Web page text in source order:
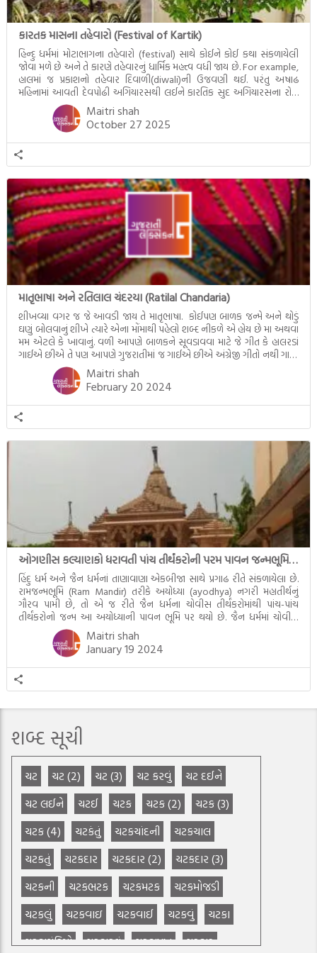
કારતક માસના તહેવારો (Festival of Kartik)
હિન્દુ ધર્મમાં મોટાભાગના તહેવારો (festival) સાથે કોઈને કોઈ કથા સંકળાયેલી
જોવા મળે છે અને તે કારણે તહેવારનું ધાર્મિક મહત્ત્વ વધી જાય છે. For example,
હાલમાં જ પ્રકાશનો તહેવાર દિવાળી(diwali)ની ઉજવણી થઈ. પરંતુ અષાઢ
મહિનામાં આવતી દેવપોઢી અગિયારસથી લઈને કારતિક સુદ અગિયારસના રોજ
આવતી દેવ ઊઠી અગિયારસ વચ્ચે મોટેભાગે યજ્ઞોપવીત સંસ્કાર, લગ્ન,
દીક્ષાગ્રહણ, યજ્ઞ, ગૃહપ્રવેશ જેવા […]
Maitri shah
October 27 2025
માતૃભાષા અને રતિલાલ ચંદરયા (Ratilal Chandaria)
શીખવ્યા વગર જ જે આવડી જાય તે માતૃભાષા. કોઈપણ બાળક જન્મે અને થોડું
ઘણું બોલવાનું શીખે ત્યારે એના મોંમાથી પહેલો શબ્દ નીકળે એ હોય છે મા અથવા
મમ એટલે કે ખાવાનું. વળી આપણે બાળકને સૂવડાવવા માટે જે ગીત કે હાલરડાં
ગાઈએ છીએ તે પણ આપણે ગુજરાતીમાં જ ગાઈએ છીએ અંગ્રેજી ગીતો નથી ગાતા.
આમ બાળકને […]
Maitri shah
February 20 2024
ઓગણીસ કલ્યાણકો ધરાવતી પાંચ તીર્થંકરોની પરમ પાવન જન્મભૂમિ – અયોધ્યા (Ayodhya)
હિંદુ ધર્મ અને જૈન ધર્મનાં તાણાવાણા એકબીજા સાથે પ્રગાઢ રીતે સંકળાયેલા છે.
રામજન્મભૂમિ (Ram Mandir) તરીકે અયોધ્યા (ayodhya) નગરી મહાતીર્થનું
ગૌરવ પામી છે, તો એ જ રીતે જૈન ધર્મના ચોવીસ તીર્થંકરોમાંથી પાંચ-પાંચ
તીર્થંકરોનો જન્મ આ અયોધ્યાની પાવન ભૂમિ પર થયો છે. જૈન ધર્મમાં ચોવીસ
તીર્થંકરોમાંથી પાંચ-પાંચ તીર્થંકરોનાં કલ્યાણકો અહીં આવ્યાં છે. દરેક તીર્થંકરના
જીવનની ચ્યવન(માતાના […]
Maitri shah
January 19 2024
શબ્દ સૂચી
ચટ ચટ (2) ચટ (3) ચટ કરવું
ચટ દઈને
ચટ લઈને
ચટઈ ચટક ચટક (2)
ચટક (3)
ચટક (4)
ચટકંતું ચટકચાંદની
ચટકચાલ
ચટકતું
ચટકદાર ચટકદાર (2)
ચટકદાર (3)
ચટકની
ચટકભટક ચટકમટક
ચટકમોજડી
ચટકલું
ચટકવાઇ ચટકવાઈ ચટકવું
ચટકા
ચટકાચૂંટિયો
ચટકાટવું ચટકામુખ
ચટકાર